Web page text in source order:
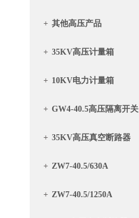
+ 其他高压产品
+ 35KV高压计量箱
+ 10KV电力计量箱
+ GW4-40.5高压隔离开关
+ 35KV高压真空断路器
+ ZW7-40.5/630A
+ ZW7-40.5/1250A